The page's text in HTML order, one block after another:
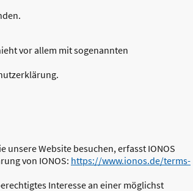
vor allem mit sogenannten
unsere Website besuchen, erfasst IONOS
von IONOS: https://www.ionos.de/terms-
Interesse an einer möglichst